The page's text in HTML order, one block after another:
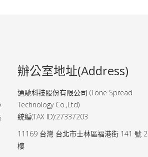
辦公室地址(Address)
通馳科技股份有限公司 (Tone Spread
Technology Co.,Ltd)
統編(TAX ID):27337203
11169 台灣 台北市士林區福港街 141 號 2
樓